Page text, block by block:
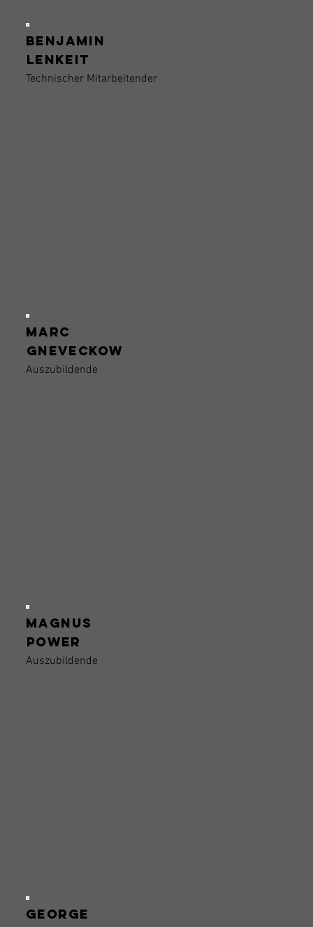
Benjamin
Lenkeit
Technischer Mitarbeitender
Marc
Gneveckow
Auszubildende
Magnus
Power
Auszubildende
George